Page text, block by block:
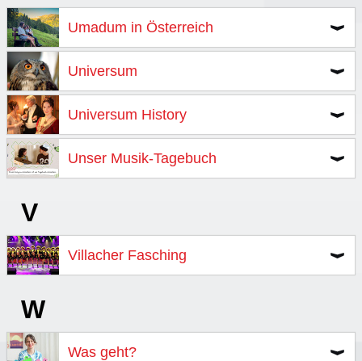
Umadum in Österreich
Universum
Universum History
Unser Musik-Tagebuch
V
Villacher Fasching
W
Was geht?